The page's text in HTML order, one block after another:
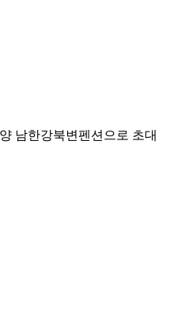
남한강북변펜션으로 초대